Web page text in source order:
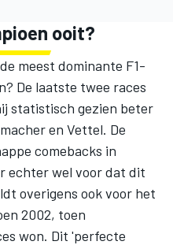
ooit?
meest dominante F1-
De laatste twee races
statistisch gezien beter
en Vettel. De
comebacks in
echter wel voor dat dit
overigens ook voor het
2002, toen
won. Dit 'perfecte